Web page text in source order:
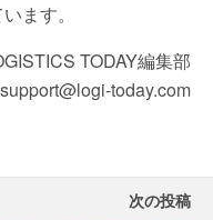
ます。
TODAY編集部
today.com
次の投稿